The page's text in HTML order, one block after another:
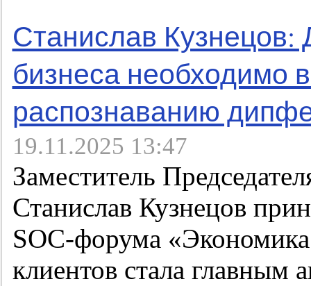
Станислав Кузнецов:
бизнеса необходимо
распознаванию
19.11.2025 13:47
Заместитель
Станислав Кузнецов
SOC-форума «Экономика
клиентов стала главным